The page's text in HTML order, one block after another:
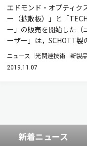
エドモンド・オプティク
ー（拡散板）」と「
ー」の販売を開始した（
ーザー」は，SCHOTT製
ニュース 光関連技術 新製
2019.11.07
新着ニュース